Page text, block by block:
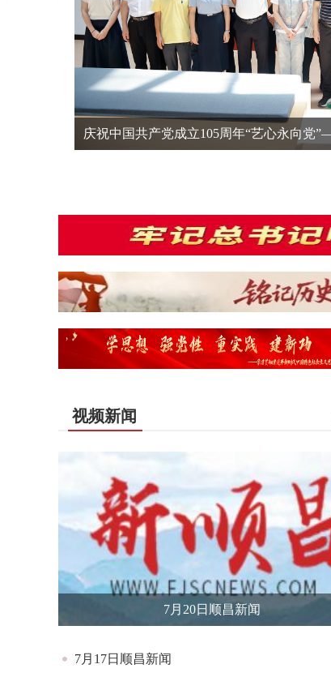
顺昌站）开幕 闽超首胜燃动顺昌 体育赋能消费
视频新闻
7月20日顺昌新闻
7月17日顺昌新闻